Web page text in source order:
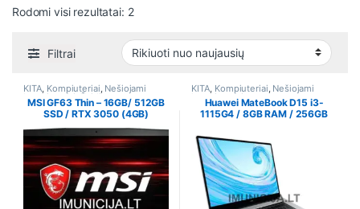
Rodomi visi rezultatai: 2Rūšiuojama pagal naujausią
Filtrai
KITA Kompiuteriai Nešiojami
kompiuteriai,Žaidimams
MSI GF63 Thin – 16GB/ 512GB
SSD / RTX 3050 (4GB)
KITA Kompiuteriai Nešiojami
kompiuteriai
Huawei MateBook D15 i3-
1115G4 / 8GB RAM / 256GB